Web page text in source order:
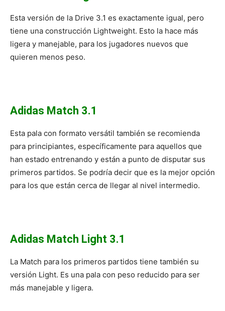
Esta versión de la Drive 3.1 es exactamente igual, pero
tiene una construcción Lightweight. Esto la hace más
ligera y manejable, para los jugadores nuevos que
quieren menos peso.
Adidas Match 3.1
Esta pala con formato versátil también se recomienda
para principiantes, específicamente para aquellos que
han estado entrenando y están a punto de disputar sus
primeros partidos. Se podría decir que es la mejor opción
para los que están cerca de llegar al nivel intermedio.
Adidas Match Light 3.1
La Match para los primeros partidos tiene también su
versión Light. Es una pala con peso reducido para ser
más manejable y ligera.